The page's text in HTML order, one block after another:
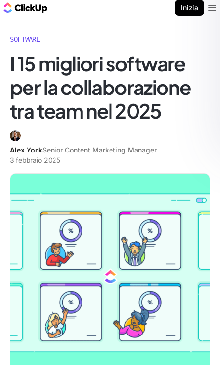
Inizia
SOFTWARE
I 15 migliori software
per la collaborazione
tra team nel 2025
Alex YorkSenior Content Marketing Manager
3 febbraio 2025